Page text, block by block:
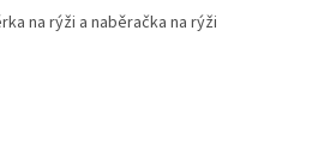
na rýži a naběračka na rýži